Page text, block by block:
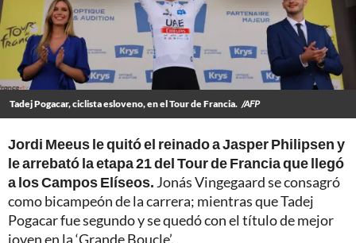
Tadej Pogacar, ciclista esloveno, en el Tour de Francia. /AFP
Jordi Meeus le quitó el reinado a Jasper Philipsen y
le arrebató la etapa 21 del Tour de Francia que llegó
a los Campos Elíseos. Jonás Vingegaard se consagró
como bicampeón de la carrera; mientras que Tadej
Pogacar fue segundo y se quedó con el título de mejor
joven en la ‘Grande Boucle’.